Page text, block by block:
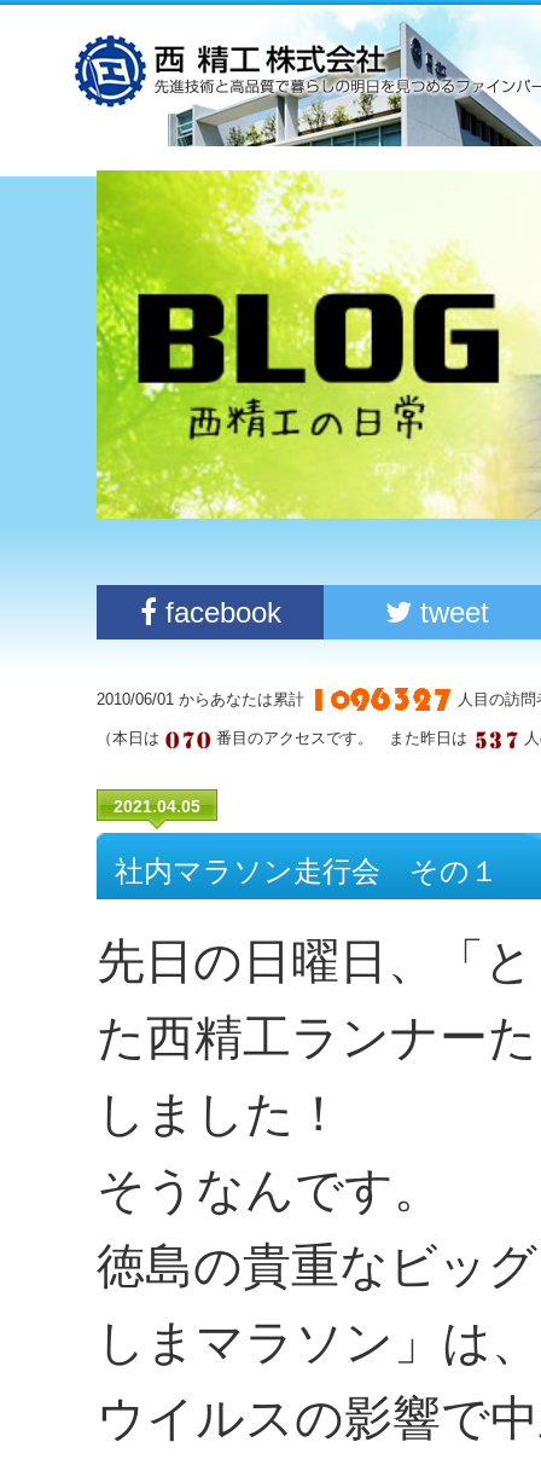
facebook tweet
2010/06/01 からあなたは累計 人目の訪
（本日は 番目のアクセスです。 また昨日は
2021.04.05
社内マラソン走行会 その１
先日の日曜日、「
た西精工ランナー
しました！
そうなんです。
徳島の貴重なビッ
しまマラソン」は
ウイルスの影響で